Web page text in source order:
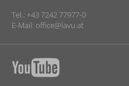
Tel.: +43 7242 77977-0
E-Mail: office@lavu.at